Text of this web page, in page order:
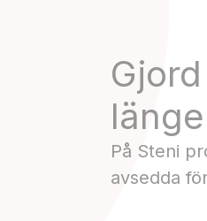
länge
På Steni
avsedda